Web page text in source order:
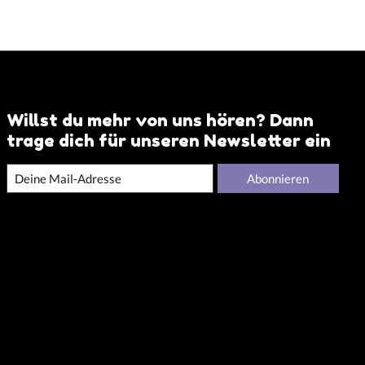
Willst du mehr von uns hören? Dann
trage dich für unseren Newsletter ein
Abonnieren